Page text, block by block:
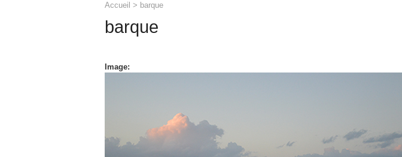
Accueil > barque
barque
Image: